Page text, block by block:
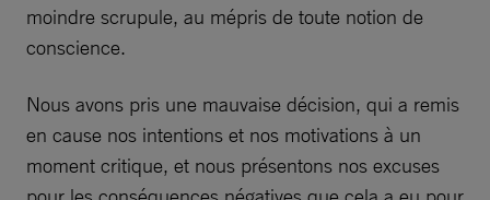
moindre scrupule, au mépris de toute notion de
conscience.
Nous avons pris une mauvaise décision, qui a remis
en cause nos intentions et nos motivations à un
moment critique, et nous présentons nos excuses